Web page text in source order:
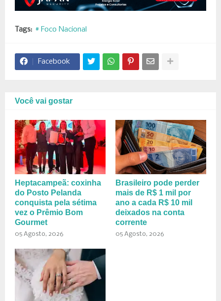
Tags: # Foco Nacional
Facebook
Você vai gostar
Heptacampeã: coxinha
do Posto Pelanda
conquista pela sétima
vez o Prêmio Bom
Gourmet
05 Agosto, 2026
Brasileiro pode perder
mais de R$ 1 mil por
ano a cada R$ 10 mil
deixados na conta
corrente
05 Agosto, 2026